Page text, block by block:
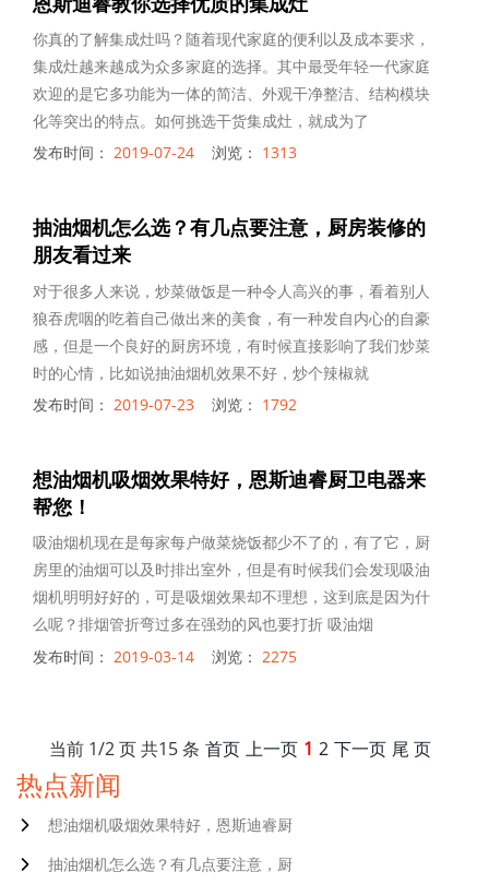
你真的了解集成灶吗？随着现代家庭的便利以及成本要求，
集成灶越来越成为众多家庭的选择。其中最受年轻一代家庭
欢迎的是它多功能为一体的简洁、外观干净整洁、结构模块
化等突出的特点。如何挑选干货集成灶，就成为了
发布时间： 2019-07-24 浏览： 1313
抽油烟机怎么选？有几点要注意，厨房装修的
朋友看过来
对于很多人来说，炒菜做饭是一种令人高兴的事，看着别人
狼吞虎咽的吃着自己做出来的美食，有一种发自内心的自豪
感，但是一个良好的厨房环境，有时候直接影响了我们炒菜
时的心情，比如说抽油烟机效果不好，炒个辣椒就
发布时间： 2019-07-23 浏览： 1792
想油烟机吸烟效果特好，恩斯迪睿厨卫电器来
帮您！
吸油烟机现在是每家每户做菜烧饭都少不了的，有了它，厨
房里的油烟可以及时排出室外，但是有时候我们会发现吸油
烟机明明好好的，可是吸烟效果却不理想，这到底是因为什
么呢？排烟管折弯过多在强劲的风也要打折 吸油烟
发布时间： 2019-03-14 浏览： 2275
当前 1/2页 共15条 首页 上一页 1 2 下一页 尾 页
热点新闻
想油烟机吸烟效果特好，恩斯迪睿厨
抽油烟机怎么选？有几点要注意，厨